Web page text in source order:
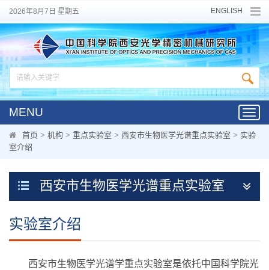
2026年8月7日 星期五 ENGLISH
MENU
首页 > 机构 > 重点实验室 > 西安市生物医学光谱重点实验室 > 实验
室介绍
西安市生物医学光谱重点实验室
实验室介绍
西安市生物医学光谱学重点实验室是依托中国科学院光